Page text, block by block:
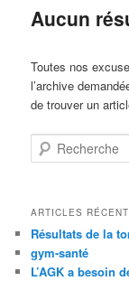
Aucun
Toutes nos
l’archive
de trouver un
Recherche
ARTICLES
Résultats de la
gym-santé
L’AGK a besoin